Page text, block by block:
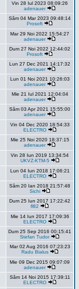
Vin 28 Iul 2023 08:09:26
adenauer
Sâm 04 Mar 2023 09:48:14
Prosoft
Mar 29 Noi 2022 15:54:27
adenauer
Dum 27 Noi 2022 12:44:02
Prosoft
Lun 27 Dec 2021 14:17:32
adenauer
Lun 01 Noi 2021 10:26:03
adenauer
Mie 21 Iul 2021 12:04:04
adenauer
Sâm 03 Apr 2021 15:55:00
adenauer
Vin 04 Dec 2020 18:54:33
ELECTRO
Mie 25 Noi 2020 18:37:15
adenauer
Vin 28 Iun 2019 13:34:54
UKVZ-KTM-5
Lun 04 Iun 2018 17:06:21
ELECTRO
Sâm 20 Ian 2018 21:57:48
Sichi
Dum 25 Iun 2017 17:22:42
fl82
Mie 14 Iun 2017 17:09:36
ELECTRO
Dum 25 Sep 2016 00:15:41
Stefan Tudor
Mar 02 Aug 2016 07:23:23
Radu Bialus
Mie 09 Dec 2015 09:07:09
adenauer
Sâm 14 Noi 2015 17:39:11
ELECTRO